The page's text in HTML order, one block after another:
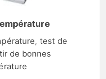
test de
de bonnes